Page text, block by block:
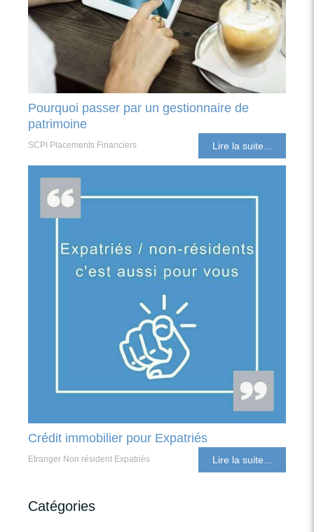
Pourquoi passer par un gestionnaire de
patrimoine
SCPI Placements Financiers Lire la suite...
Crédit immobilier pour Expatriés
Etranger Non résident Expatriés Lire la suite...
Catégories